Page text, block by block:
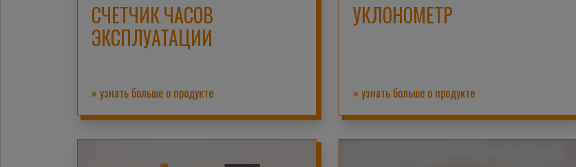
СЧЕТЧИК ЧАСОВ
ЭКСПЛУАТАЦИИ
» узнать больше о продукте
УКЛОНОМЕТР
» узнать больше о продукте